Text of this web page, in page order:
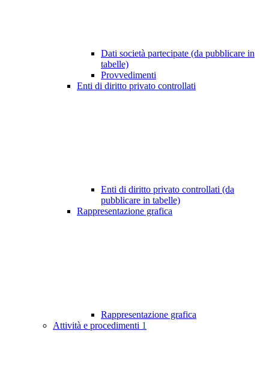
Dati società partecipate (da pubblicare in
tabelle)
Provvedimenti
Enti di diritto privato controllati
Enti di diritto privato controllati (da
pubblicare in tabelle)
Rappresentazione grafica
Rappresentazione grafica
Attività e procedimenti 1